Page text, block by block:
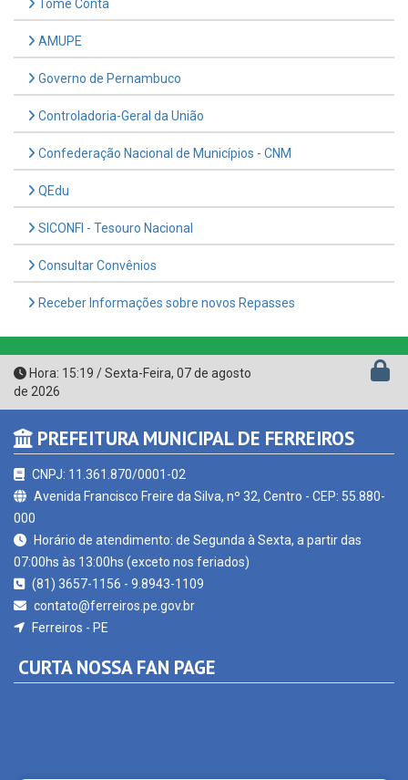
AMUPE
Governo de Pernambuco
Controladoria-Geral da União
Confederação Nacional de Municípios - CNM
QEdu
SICONFI - Tesouro Nacional
Consultar Convênios
Receber Informações sobre novos Repasses
Hora:15:19/Sexta-Feira,07 de agosto
de 2026
PREFEITURA MUNICIPAL DE FERREIROS
CNPJ: 11.361.870/0001-02
000
Horário de atendimento: de Segunda à Sexta, a partir das
contato@ferreiros.pe.gov.br
Ferreiros - PE
CURTA NOSSA FAN PAGE